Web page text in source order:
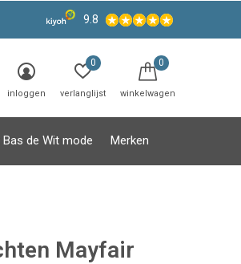
de Wit mode Merken
inloggen verlanglijst
0
winkelwagen
0
9.8
Mayfair